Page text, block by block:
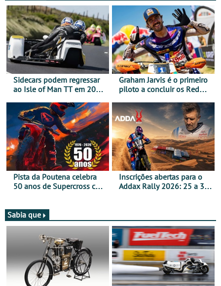
Sidecars podem regressar
ao Isle of Man TT em 2027
Graham Jarvis é o primeiro
piloto a concluir os Red
moto elétrica
Pista da Poutena celebra
50 anos de Supercross com
Inscrições abertas para o
Addax Rally 2026: 25 a 30
Sabia que